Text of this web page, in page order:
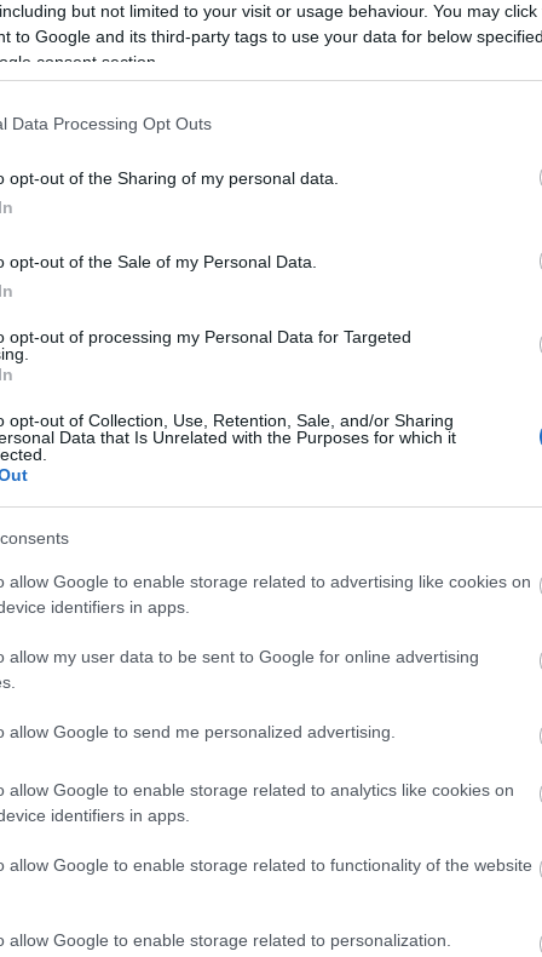
but not limited to your visit or usage behaviour. You may
to Google and its third-party tags to use your data for below
consent section.
Data Processing Opt Outs
opt-out of the Sharing of my personal data.
opt-out of the Sale of my Personal Data.
opt-out of processing my Personal Data for Targeted
opt-out of Collection, Use, Retention, Sale, and/or Sharing
Data that Is Unrelated with the Purposes for which it
allow Google to enable storage related to advertising like cookies on
identifiers in apps.
allow my user data to be sent to Google for online advertising
allow Google to send me personalized advertising.
allow Google to enable storage related to analytics like cookies on
identifiers in apps.
allow Google to enable storage related to functionality of the website
allow Google to enable storage related to personalization.
στο Γαλλικό Πρακτορείο
ομάδας διασωστών.
τις σφαγές αμάχων και παιδιών.
να αναζητούν εγκλωβισμένους
να σβήσουν τη φωτιά που
για την ανθρωπότητα και το
λέει ο Φάρις Αφάνα,
20:12
19:56